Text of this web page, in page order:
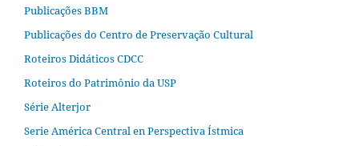
Publicações BBM
Publicações do Centro de Preservação Cultural
Roteiros Didáticos CDCC
Roteiros do Patrimônio da USP
Série Alterjor
Serie América Central en Perspectiva Ístmica